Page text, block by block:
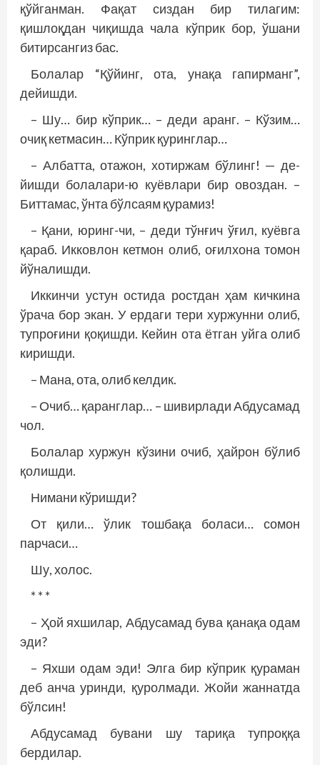
қўйганман. Фақат сиздан бир тилагим:
қишлоқдан чиқишда чала кўприк бор, ўшани
битирсангиз бас.
Болалар “Қўйинг, ота, унақа гапирманг”,
дейишди.
– Шу… бир кўприк… – деди аранг. – Кўзим…
очиқ кетмасин… Кўприк қуринглар…
– Албатта, отажон, хотиржам бўлинг! — де­
йишди болалари-ю куёвлари бир овоздан. –
Биттамас, ўнта бўлсаям қурамиз!
– Қани, юринг-чи, – деди тўнғич ўғил, куёвга
қараб. Икковлон кетмон олиб, оғилхона томон
йўналишди.
Иккинчи устун остида ростдан ҳам кичкина
ўрача бор экан. У ердаги тери хуржунни олиб,
туп­роғини қоқишди. Кейин ота ётган уйга олиб
киришди.
– Мана, ота, олиб келдик.
– Очиб… қаранглар… – шивирлади Абдусамад
чол.
Болалар хуржун кўзини очиб, ҳайрон бўлиб
қолишди.
Нимани кўришди?
От қили… ўлик тошбақа боласи… сомон
парчаси…
Шу, холос.
* * *
– Ҳой яхшилар, Абдусамад бува қанақа одам
эди?
– Яхши одам эди! Элга бир кўприк қураман
деб анча уринди, қуролмади. Жойи жаннатда
бўлсин!
Абдусамад бувани шу тариқа тупроққа
бердилар.